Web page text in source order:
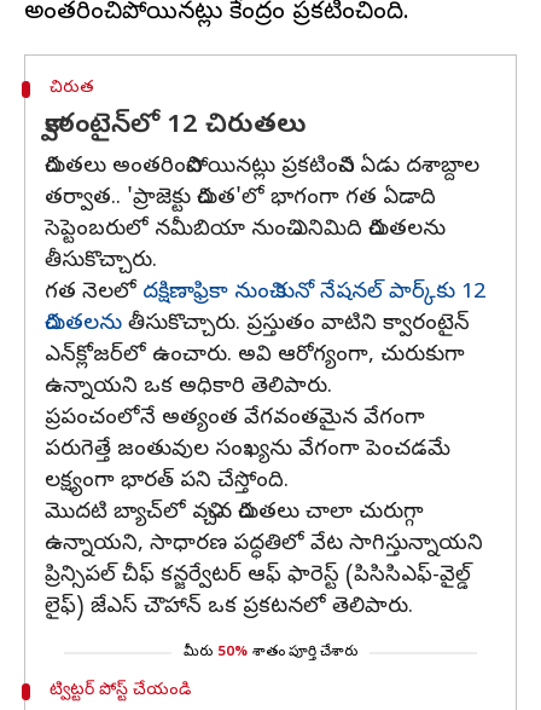
చిరుత
క్వారంటైన్‌లో 12 చిరుతలు
చిరుతలు అంతరించిపోయినట్లు ప్రకటించిన ఏడు దశాబ్దాల
తర్వాత.. 'ప్రాజెక్టు చిరుత'లో భాగంగా గత ఏడాది
సెప్టెంబరులో నమీబియా నుంచి ఎనిమిది చిరుతలను
తీసుకొచ్చారు.
గత నెలలో దక్షిణాఫ్రికా నుంచి కునో నేషనల్ పార్క్‌కు 12
చిరుతలను తీసుకొచ్చారు. ప్రస్తుతం వాటిని క్వారంటైన్
ఎన్‌క్లోజర్‌లో ఉంచారు. అవి ఆరోగ్యంగా, చురుకుగా
ఉన్నాయని ఒక అధికారి తెలిపారు.
ప్రపంచంలోనే అత్యంత వేగవంతమైన వేగంగా
పరుగెత్తే జంతువుల సంఖ్యను వేగంగా పెంచడమే
లక్ష్యంగా భారత్ పని చేస్తోంది.
మొదటి బ్యాచ్‌లో వచ్చిన చిరుతలు చాలా చురుగ్గా
ఉన్నాయని, సాధారణ పద్ధతిలో వేట సాగిస్తున్నాయని
ప్రిన్సిపల్ చీఫ్ కన్జర్వేటర్ ఆఫ్ ఫారెస్ట్ (పిసిసిఎఫ్-వైల్డ్
లైఫ్) జేఎస్ చౌహాన్ ఒక ప్రకటనలో తెలిపారు.
మీరు 50% శాతం పూర్తి చేశారు
ట్విట్టర్ పోస్ట్ చేయండి